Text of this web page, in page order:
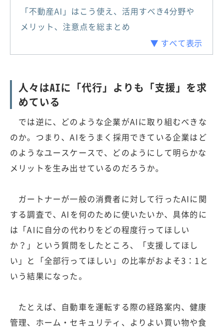
「不動産AI」はこう使え、活用すべき4分野や
メリット、注意点を総まとめ
▼ すべて表示
人々はAIに「代行」よりも「支援」を求
めている
では逆に、どのような企業がAIに取り組むべきな
のか。つまり、AIをうまく採用できている企業はど
のようなユースケースで、どのようにして明らかな
メリットを生み出せているのだろうか。
ガートナーが一般の消費者に対して行ったAIに関
する調査で、AIを何のために使いたいか、具体的に
は「AIに自分の代わりをどの程度行ってほしい
か？」という質問をしたところ、「支援してほし
い」と「全部行ってほしい」の比率がおよそ3：1と
いう結果になった。
たとえば、自動車を運転する際の経路案内、健康
管理、ホーム・セキュリティ、よりよい買い物や食